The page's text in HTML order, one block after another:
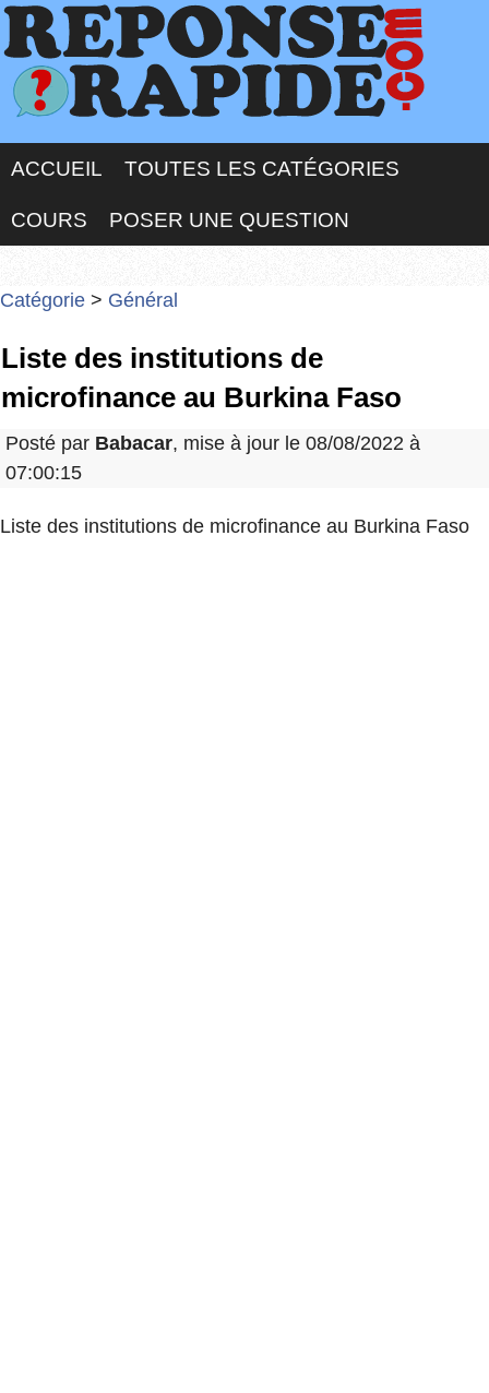
ACCUEIL TOUTES LES CATÉGORIES
COURS POSER UNE QUESTION
Catégorie > Général
Liste des institutions de
microfinance au Burkina Faso
Posté par Babacar, mise à jour le 08/08/2022 à
07:00:15
Liste des institutions de microfinance au Burkina Faso